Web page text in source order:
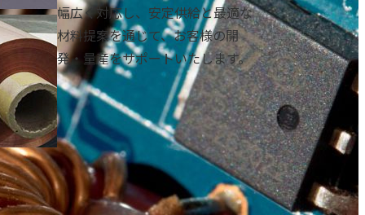
幅広く対応し、安定供給と最適な
材料提案を通じて、お客様の開
発・量産をサポートいたします。